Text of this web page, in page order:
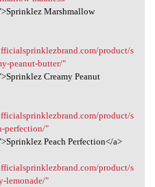
Marshmallow
product/s
peanut-butter/"
Creamy Peanut
product/s
perfection/"
Peach Perfection</a>
product/s
lemonade/"